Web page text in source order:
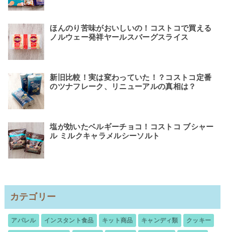
ほんのり苦味がおいしいの！コストコで買える
ノルウェー発祥ヤールスバーグスライス
新旧比較！実は変わっていた！？コストコ定番
のツナフレーク、リニューアルの真相は？
塩が効いたベルギーチョコ！コストコ ブシャー
ル ミルクキャラメルシーソルト
カテゴリー
アパレル インスタント食品 キット商品 キャンディ類 クッキー